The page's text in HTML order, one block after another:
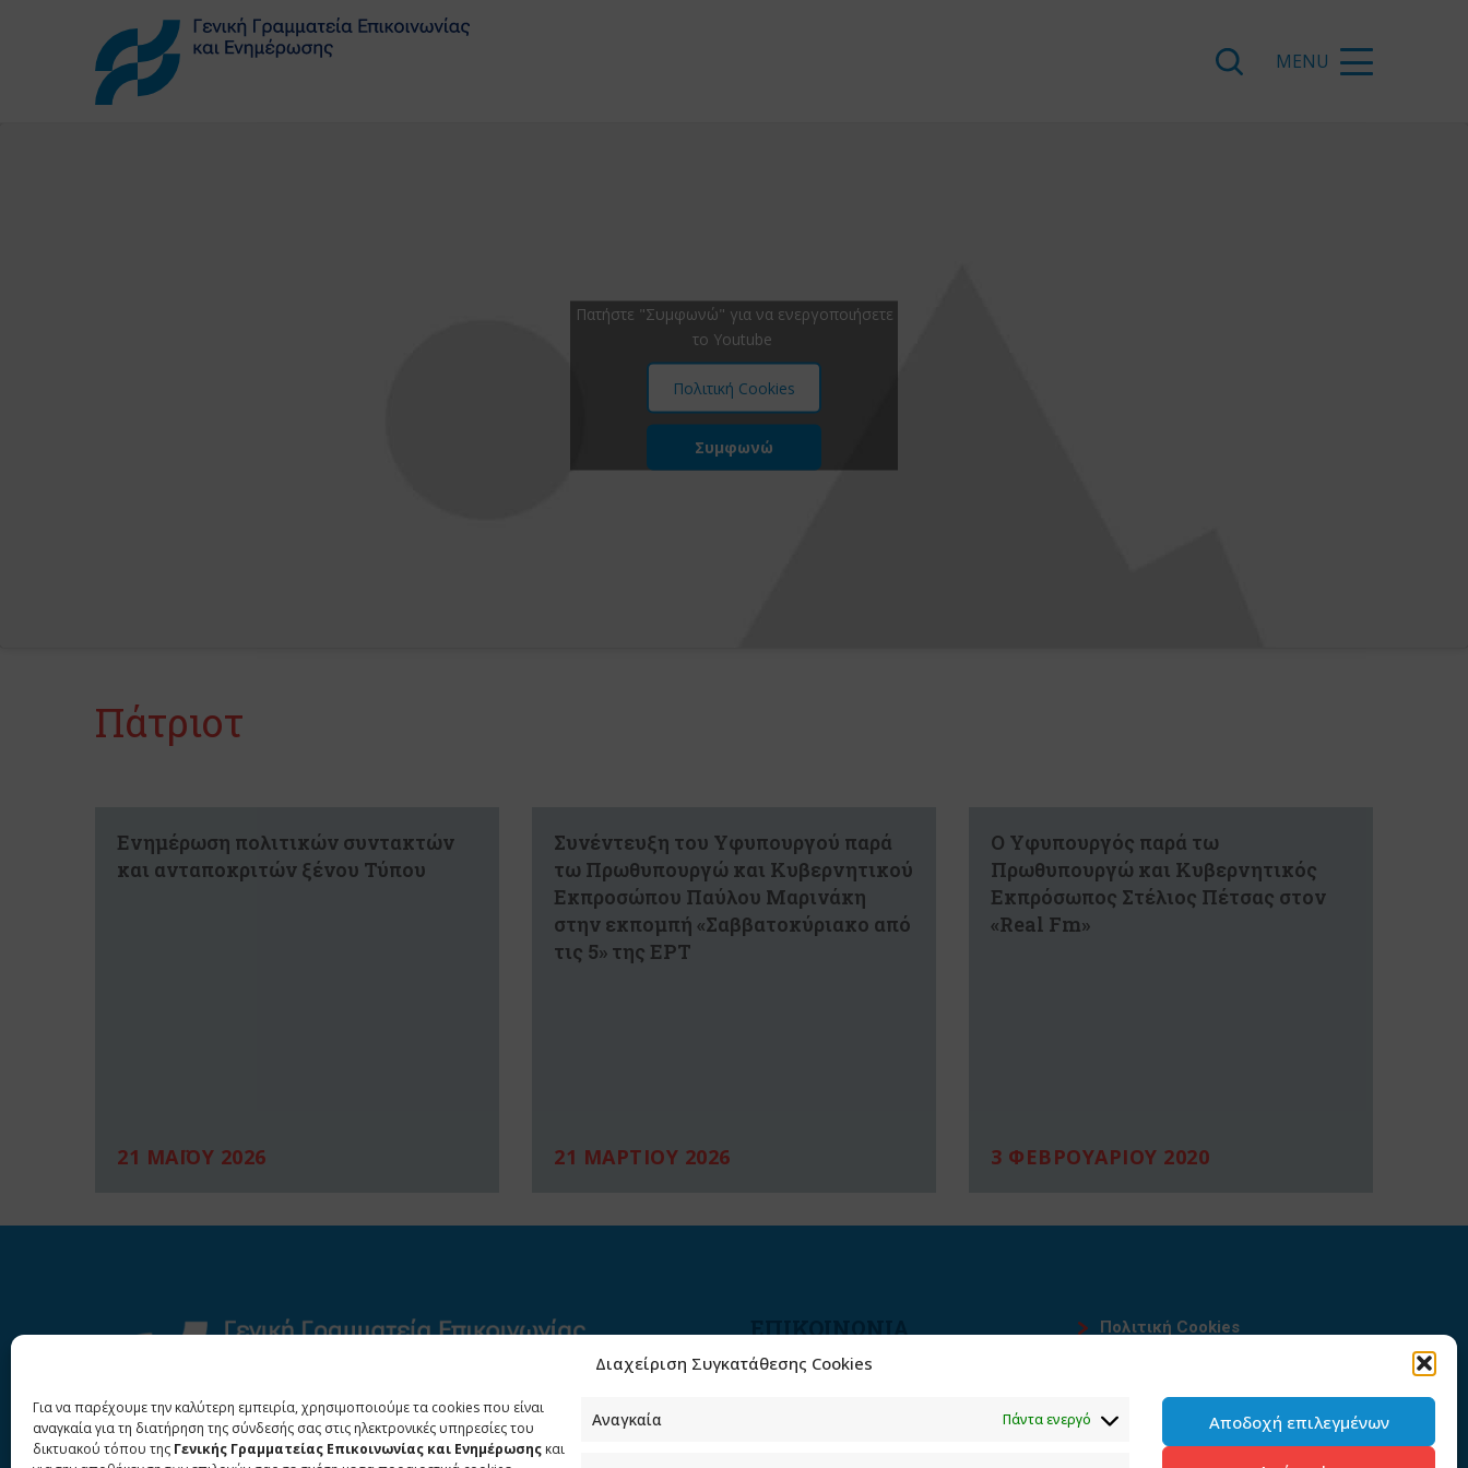
Διαχείριση Συγκατάθεσης Cookies
Για να παρέχουμε την καλύτερη εμπειρία, χρησιμοποιούμε τα cookies που είναι
αναγκαία για τη διατήρηση της σύνδεσής σας στις ηλεκτρονικές υπηρεσίες του
δικτυακού τόπου της Γενικής Γραμματείας Επικοινωνίας και Ενημέρωσης και
Αναγκαία Πάντα ενεργό Αποδοχή επιλεγμένων
Πατήστε "Συμφωνώ" για να ενεργοποιήσετε
το Youtube
Πολιτική Cookies
Συμφωνώ
Πάτριοτ
Ενημέρωση πολιτικών συντακτών
και ανταποκριτών ξένου Τύπου
21 ΜΑΪΟΥ 2026
Συνέντευξη του Υφυπουργού παρά
τω Πρωθυπουργώ και Κυβερνητικού
Εκπροσώπου Παύλου Μαρινάκη
στην εκπομπή «Σαββατοκύριακο από
τις 5» της ΕΡΤ
21 ΜΑΡΤΙΟΥ 2026
Ο Υφυπουργός παρά τω
Πρωθυπουργώ και Κυβερνητικός
Εκπρόσωπος Στέλιος Πέτσας στον
«Real Fm»
3 ΦΕΒΡΟΥΑΡΙΟΥ 2020
ΕΠΙΚΟΙΝΩΝΙΑ
Φραγκούδη 11 & Αλεξάνδρου
Πολιτική Cookies
Πολιτική προστασίας
προσωπικών δεδομένων του
παρόντος ιστότοπου